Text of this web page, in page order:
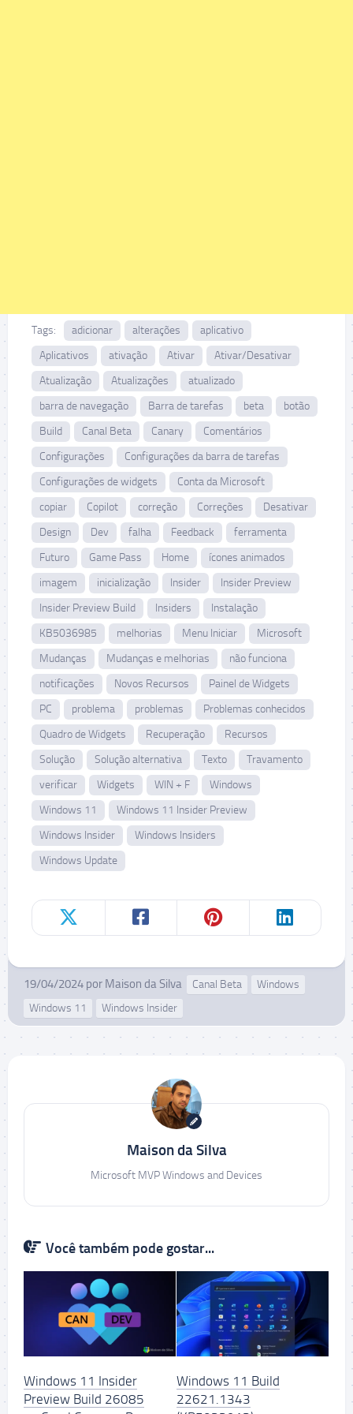
Tags: adicionar alterações
aplicativo
Aplicativos
ativação Ativar
Ativar/Desativar
Atualização
Atualizações
atualizado
barra de navegação
Barra de tarefas beta
botão
Build
Canal Beta Canary
Comentários
Configurações
Configurações da barra de tarefas
Configurações de widgets
Conta da Microsoft
copiar
Copilot correção Correções
Desativar
Design
Dev falha Feedback
ferramenta
Futuro
Game Pass Home
ícones animados
imagem
inicialização Insider
Insider Preview
Insider Preview Build
Insiders
Instalação
KB5036985
melhorias Menu Iniciar
Microsoft
Mudanças
Mudanças e melhorias
não funciona
notificações
Novos Recursos
Painel de Widgets
PC
problema problemas
Problemas conhecidos
Quadro de Widgets
Recuperação
Recursos
Solução
Solução alternativa Texto
Travamento
verificar
Widgets WIN + F
Windows
Windows 11
Windows 11 Insider Preview
Windows Insider
Windows Insiders
Windows Update
19/04/2024 por Maison da Silva Canal Beta
Windows
Windows 11
Windows Insider
Maison da Silva
Microsoft MVP Windows and Devices
Você também pode gostar...
Windows 11 Insider
Preview Build 26085
Windows 11 Build
22621.1343